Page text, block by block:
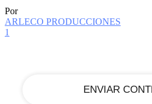
Por
ARLECO PRODUCCIONES
1